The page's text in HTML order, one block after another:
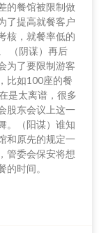
的餐馆被限制做
了提高就餐客户
核，就餐率低的
（阴谋）再后
为了要限制游客
比如100座的餐
是太离谱，很多
股东会议上这一
。（阳谋）谁知
和原先的规定一
管委会保安将想
时间。